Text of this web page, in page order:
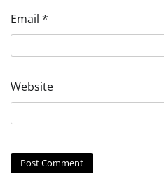
Email *
Website